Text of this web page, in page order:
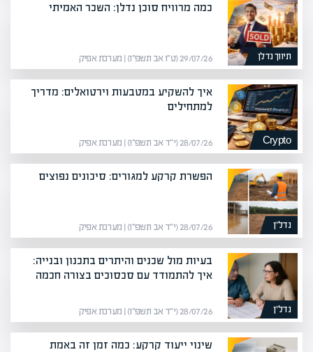
תיווך נדלן
כמה מרוויח סוכן נדלן: השכר האמיתי
29/07/26 (ט״ו אב תשפ״ו) | מערכת אפיק
Crypto
איך להשקיע במטבעות וירטואלים: מדריך
למתחילים
28/07/26 (י״ד אב תשפ״ו) | מערכת אפיק
נדל”ן
הפשרת קרקע למגורים: סיכונים נפוצים
28/07/26 (י״ד אב תשפ״ו) | מערכת אפיק
נדל”ן
בעיות מול שכנים והיתרים בתכנון ובנייה:
איך להתמודד עם סכסוכים בצורה חכמה
28/07/26 (י״ד אב תשפ״ו) | מערכת אפיק
שינוי ייעוד קרקע: כמה זמן זה באמת